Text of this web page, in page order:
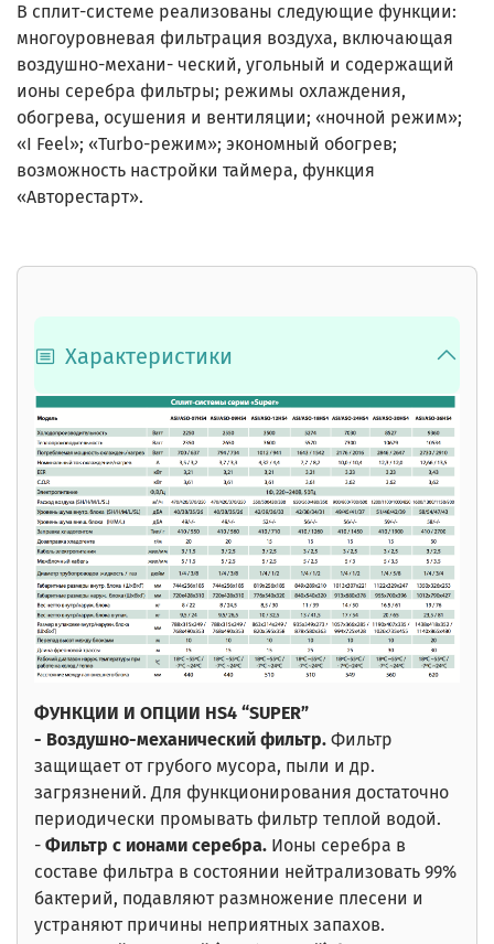
В сплит-системе реализованы следующие функции:
многоуровневая фильтрация воздуха, включающая
воздушно-механи- ческий, угольный и содержащий
ионы серебра фильтры; режимы охлаждения,
обогрева, осушения и вентиляции; «ночной режим»;
«I Feel»; «Turbo-режим»; экономный обогрев;
возможность настройки таймера, функция
«Авторестарт».
Характеристики
ФУНКЦИИ И ОПЦИИ HS4 “SUPER”
- Воздушно-механический фильтр. Фильтр
защищает от грубого мусора, пыли и др.
загрязнений. Для функционирования достаточно
периодически промывать фильтр теплой водой.
- Фильтр с ионами серебра. Ионы серебра в
составе фильтра в состоянии нейтрализовать 99%
бактерий, подавляют размножение плесени и
устраняют причины неприятных запахов.